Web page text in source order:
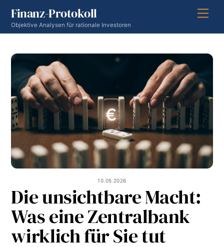
content
Finanz-Protokoll
Objektive Analysen für rationale Investoren
10.05.2026
Die unsichtbare Macht:
Was eine Zentralbank
wirklich für Sie tut